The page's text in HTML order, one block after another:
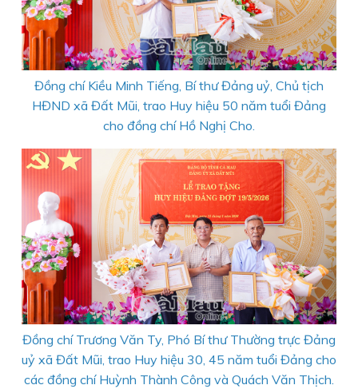
Đồng chí Kiều Minh Tiếng, Bí thư Đảng uỷ, Chủ tịch
HĐND xã Đất Mũi, trao Huy hiệu 50 năm tuổi Đảng
cho đồng chí Hồ Nghị Cho.
Đồng chí Trương Văn Ty, Phó Bí thư Thường trực Đảng
uỷ xã Đất Mũi, trao Huy hiệu 30, 45 năm tuổi Đảng cho
các đồng chí Huỳnh Thành Công và Quách Văn Thịch.